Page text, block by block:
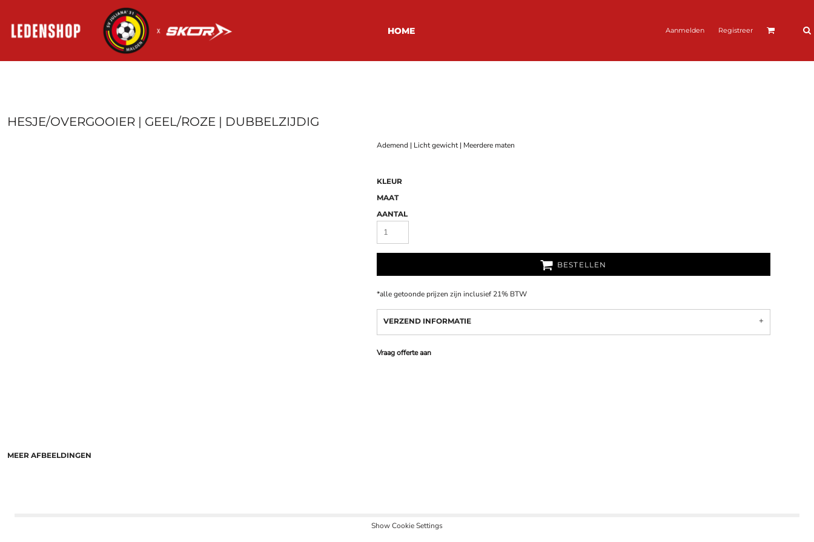
HOME Aanmelden Registreer
HESJE/OVERGOOIER | GEEL/ROZE | DUBBELZIJDIG
MEER AFBEELDINGEN
Ademend | Licht gewicht | Meerdere maten
KLEUR
MAAT
AANTAL
BESTELLEN
*alle getoonde prijzen zijn inclusief 21% BTW
VERZEND INFORMATIE
Vraag offerte aan
Show Cookie Settings
REGISTREER